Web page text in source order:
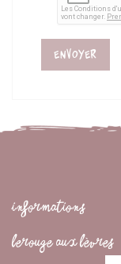
INFORMATIONS
LEROUGE AUX LÈVRES